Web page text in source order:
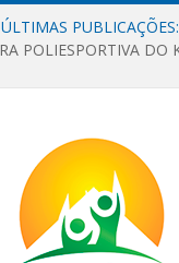
ÚLTIMAS PUBLICAÇÕES: